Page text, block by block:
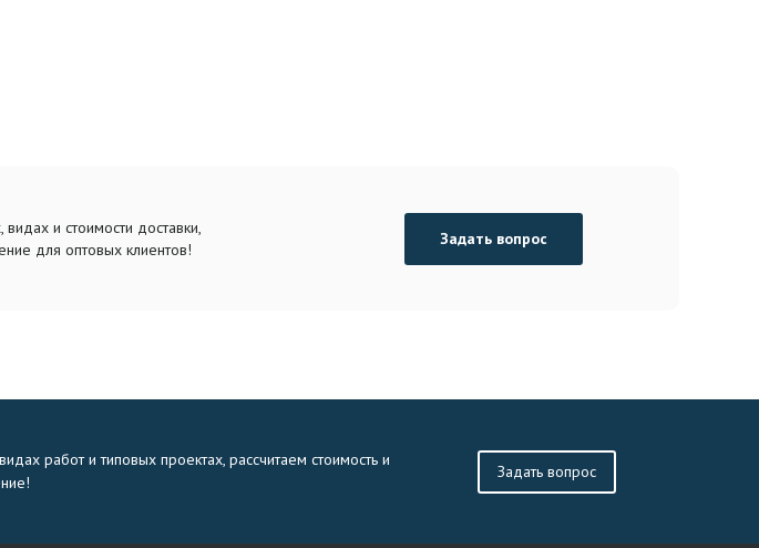
и стоимости доставки,
для оптовых клиентов!
Задать вопрос
работ и типовых проектах, рассчитаем стоимость и
Задать вопрос